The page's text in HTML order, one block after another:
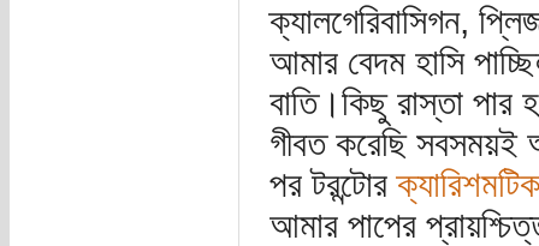
ক্যালগেরিবাসিগন,
আমার বেদম হাসি
বাতি।কিছু রাস্তা পার
গীবত করেছি
পর টরন্টোরক্যারিশমটিক
আমার পাপের